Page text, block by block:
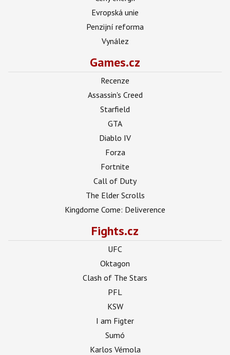
Evropská unie
Penzijní reforma
Vynález
Games.cz
Recenze
Assassin's Creed
Starfield
GTA
Diablo IV
Forza
Fortnite
Call of Duty
The Elder Scrolls
Kingdome Come: Deliverence
Fights.cz
UFC
Oktagon
Clash of The Stars
PFL
KSW
I am Figter
Sumó
Karlos Vémola